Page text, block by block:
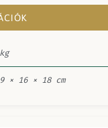
× 16 × 18 cm